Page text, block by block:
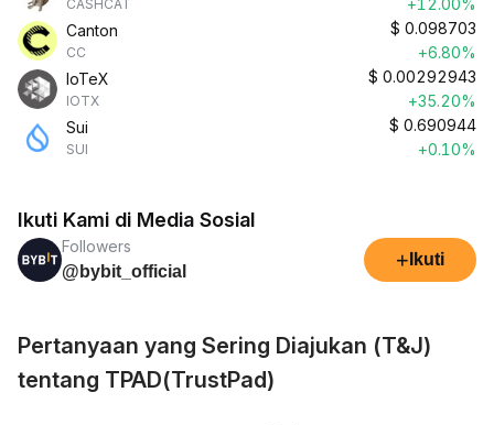
CASHCAT
+12.00%
Canton
CC
$ 0.098703
+6.80%
IoTeX
IOTX
$ 0.00292943
+35.20%
Sui
SUI
$ 0.690944
+0.10%
Ikuti Kami di Media Sosial
Followers
@bybit_official
+ Ikuti
Pertanyaan yang Sering Diajukan (T&J)
tentang TPAD(TrustPad)